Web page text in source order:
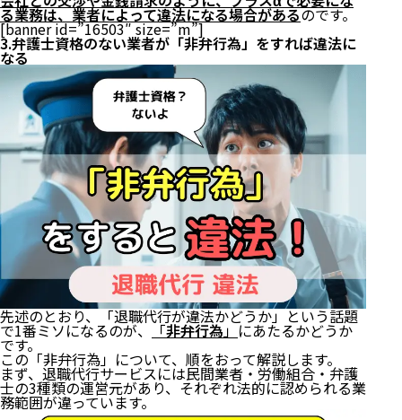
る業務は、業者によって違法になる場合があるのです。
[banner id=”16503″ size=”m”]
3.弁護士資格のない業者が「非弁行為」をすれば違法に
なる
先述のとおり、「退職代行が違法かどうか」という話題
で1番ミソになるのが、 「非弁行為 」にあたるかどうか
です。
この「非弁行為」について、順をおって解説します。
まず、退職代行サービスには民間業者・労働組合・弁護
士の3種類の運営元があり、それぞれ法的に認められる業
務範囲が違っています。